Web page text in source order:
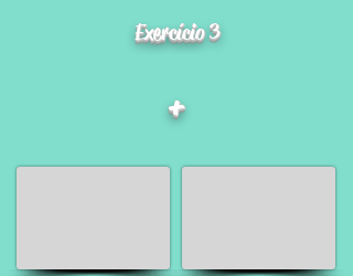
Exercício 3
+